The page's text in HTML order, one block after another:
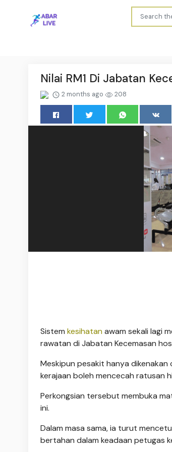
Nilai RM1 Di Jabatan
2 months ago 208
Sistem kesihatanawam sekali lagi
rawatan di Jabatan Kecemasan
Meskipun pesakit hanya
kerajaan boleh mencecah ratusan
Perkongsian tersebut membuka
ini.
Dalam masa sama, ia turut
bertahan dalam keadaan petugas